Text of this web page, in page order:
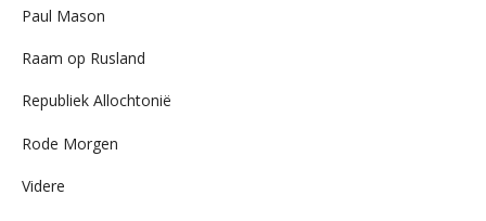
Paul Mason
Raam op Rusland
Republiek Allochtonië
Rode Morgen
Videre